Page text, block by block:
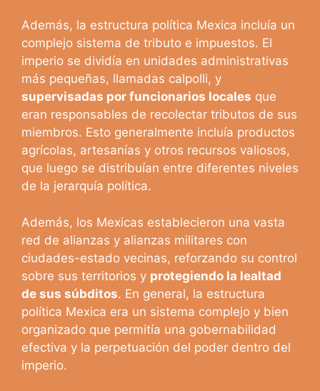
Además, la estructura política Mexica incluía un
complejo sistema de tributo e impuestos. El
imperio se dividía en unidades administrativas
más pequeñas, llamadas calpolli, y
supervisadas por funcionarios locales que
eran responsables de recolectar tributos de sus
miembros. Esto generalmente incluía productos
agrícolas, artesanías y otros recursos valiosos,
que luego se distribuían entre diferentes niveles
de la jerarquía política.
Además, los Mexicas establecieron una vasta
red de alianzas y alianzas militares con
ciudades-estado vecinas, reforzando su control
sobre sus territorios y protegiendo la lealtad
de sus súbditos. En general, la estructura
política Mexica era un sistema complejo y bien
organizado que permitía una gobernabilidad
efectiva y la perpetuación del poder dentro del
imperio.